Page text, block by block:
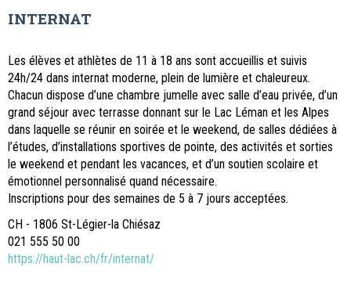
INTERNAT
Les élèves et athlètes de 11 à 18 ans sont accueillis et suivis
24h/24 dans internat moderne, plein de lumière et chaleureux.
Chacun dispose d’une chambre jumelle avec salle d’eau privée, d’un
grand séjour avec terrasse donnant sur le Lac Léman et les Alpes
dans laquelle se réunir en soirée et le weekend, de salles dédiées à
l’études, d’installations sportives de pointe, des activités et sorties
le weekend et pendant les vacances, et d’un soutien scolaire et
émotionnel personnalisé quand nécessaire.
Inscriptions pour des semaines de 5 à 7 jours acceptées.
CH - 1806 St-Légier-la Chiésaz
021 555 50 00
https://haut-lac.ch/fr/internat/